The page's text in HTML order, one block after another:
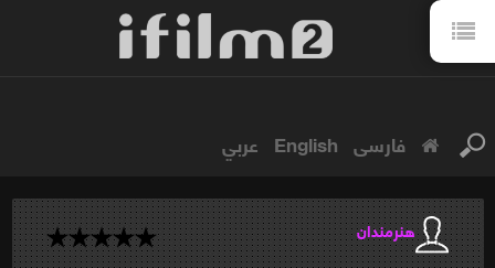
فارسی English عربي
هنرمندان